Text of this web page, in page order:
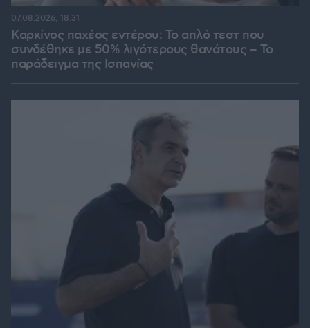
Καρκίνος παχέος εντέρου: Το απλό τεστ που
συνδέθηκε με 50% λιγότερους θανάτους – Το
παράδειγμα της Ισπανίας
07.08.2026, 18:31